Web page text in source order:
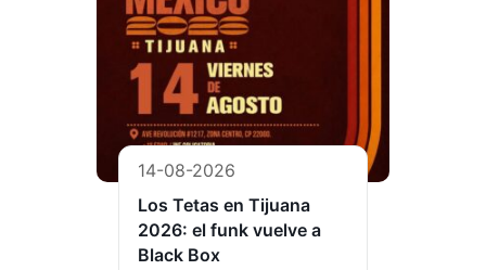
14-08-2026
Los Tetas en Tijuana
2026: el funk vuelve a
Black Box